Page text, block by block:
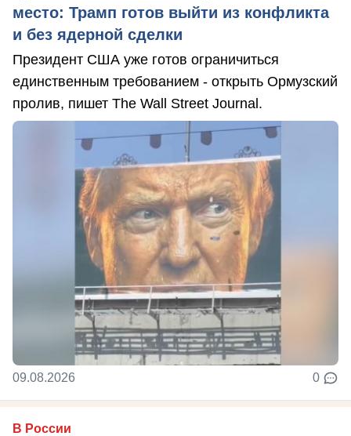
место: Трамп готов выйти из конфликта
и без ядерной сделки
Президент США уже готов ограничиться
единственным требованием - открыть Ормузский
пролив, пишет The Wall Street Journal.
09.08.2026 0
В России